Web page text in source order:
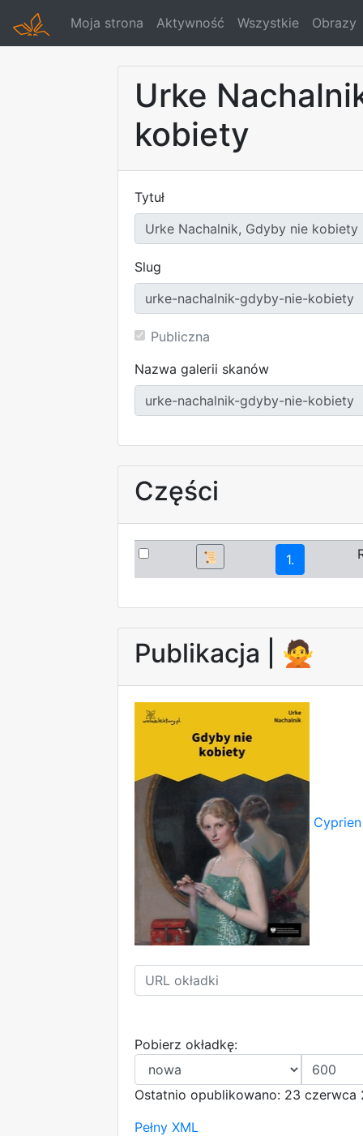
Moja strona Aktywność Wszystkie Obrazy
Urke
kobiety
Tytuł
Slug
Publiczna
Nazwa galerii skanów
Części
📜 1.
Publikacja | 🙅
Pobierz okładkę:
Ostatnio opublikowano: 23 czerwca
Pełny XML